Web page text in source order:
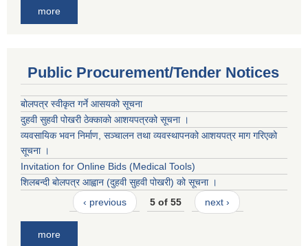
more
Public Procurement/Tender Notices
बोलपत्र स्वीकृत गर्ने आसयको सूचना
दुहवी सुहवी पोखरी ठेक्काको आशयपत्रको सूचना ।
व्यवसायिक भवन निर्माण, सञ्चालन तथा व्यवस्थापनको आशयपत्र माग गरिएको
सूचना ।
Invitation for Online Bids (Medical Tools)
शिलबन्दी बोलपत्र आह्वान (दुहवी सुहवी पोखरी) को सूचना ।
‹ previous
5 of 55 next ›
more